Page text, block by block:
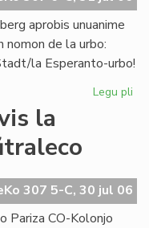
aprobis unuanime
nomon de la urbo:
la Esperanto-urbo!
Legu pli
la
307 5-C, 30 jul 06
Pariza CO-Kolonjo